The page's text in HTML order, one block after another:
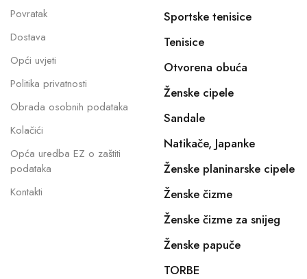
Povratak
Dostava
Opći uvjeti
Politika privatnosti
Obrada osobnih podataka
Kolačići
Opća uredba EZ o zaštiti
podataka
Kontakti
Sportske tenisice
Tenisice
Otvorena obuća
Ženske cipele
Sandale
Natikače, Japanke
Ženske planinarske cipele
Ženske čizme
Ženske čizme za snijeg
Ženske papuče
TORBE